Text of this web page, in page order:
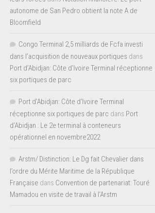
autonome de San Pedro obtient la note A de
Bloomfield
Congo Terminal 2,5 milliards de Fcfa investi
dans l’acquisition de nouveaux portiques dans
Port d’Abidjan: Côte d’Ivoire Terminal réceptionne
six portiques de parc
Port d'Abidjan: Côte d’Ivoire Terminal
réceptionne six portiques de parc dans Port
d’Abidjan : Le 2e terminal à conteneurs
opérationnel en novembre2022
Arstm/ Distinction: Le Dg fait Chevalier dans
l’ordre du Mérite Maritime de la République
Française dans Convention de partenariat: Touré
Mamadou en visite de travail à l’Arstm